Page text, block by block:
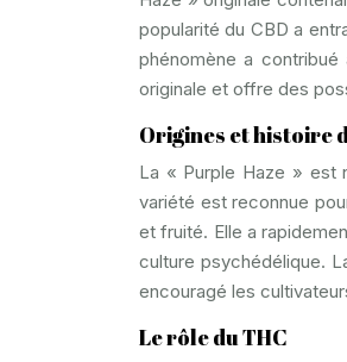
popularité du CBD a
phénomène a
originale et offre des
Origines et histoire
La « Purple Haze » est
variété est reconnue
et fruité. Elle a
culture psychédélique.
encouragé les
Le rôle du THC